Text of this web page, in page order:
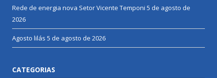
Rede de energia nova Setor Vicente Temponi 5 de agosto de
2026
Agosto lilás 5 de agosto de 2026
CATEGORIAS